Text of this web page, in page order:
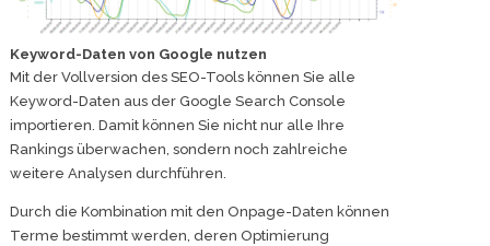
Keyword-Daten von Google nutzen
Mit der Vollversion des SEO-Tools können Sie alle
Keyword-Daten aus der Google Search Console
importieren. Damit können Sie nicht nur alle Ihre
Rankings überwachen, sondern noch zahlreiche
weitere Analysen durchführen.
Durch die Kombination mit den Onpage-Daten können
Terme bestimmt werden, deren Optimierung